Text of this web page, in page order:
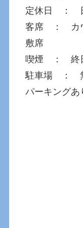
定休日 ：
客席 ： カウ
敷席
喫煙 ： 終
駐車場 ： 無
パーキングあ